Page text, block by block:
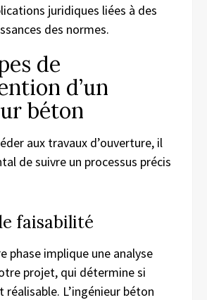
juridiques liées à des
des normes.
de
d’un
béton
aux travaux d’ouverture, il
de suivre un processus précis
faisabilité
phase implique une analyse
projet, qui détermine si
réalisable. L’ingénieur béton